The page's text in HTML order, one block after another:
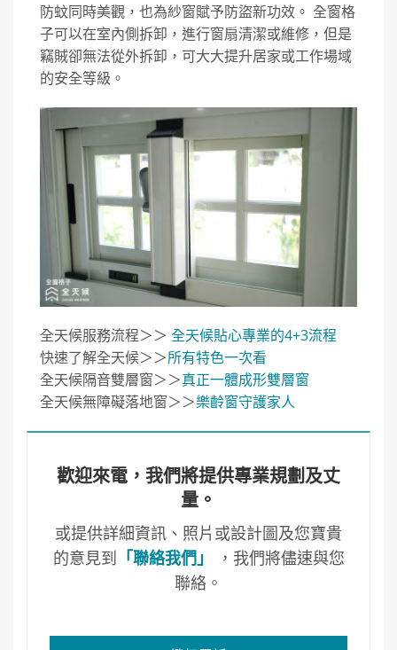
防蚊同時美觀，也為紗窗賦予防盜新功效。 全窗格
子可以在室內側拆卸，進行窗扇清潔或維修，但是
竊賊卻無法從外拆卸，可大大提升居家或工作場域
的安全等級。
全天候服務流程＞＞ 全天候貼心專業的4+3流程
快速了解全天候＞＞所有特色一次看
全天候隔音雙層窗＞＞真正一體成形雙層窗
全天候無障礙落地窗＞＞樂齡窗守護家人
歡迎來電，我們將提供專業規劃及丈
量。
或提供詳細資訊、照片或設計圖及您寶貴
的意見到 「聯絡我們」
，我們將儘速與您
聯絡。